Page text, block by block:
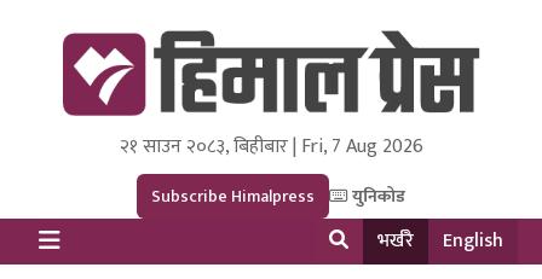
Himal Press
Dot NewsyNepal Media and Research Pvt Ltd.
२१ साउन २०८३, बिहीबार | Fri, 7 Aug 2026
Subscribe Himalpress युनिकोड
भर्खरै English